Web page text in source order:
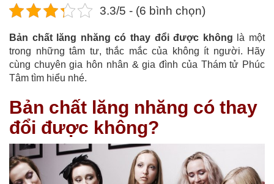
3.3/5 - (6 bình chọn)
Bản chất lăng nhăng có thay đổi được không là một
trong những tâm tư, thắc mắc của không ít người. Hãy
cùng chuyên gia hôn nhân & gia đình của Thám tử Phúc
Tâm tìm hiểu nhé.
Bản chất lăng nhăng có thay
đổi được không?